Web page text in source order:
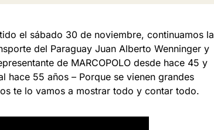
el sábado 30 de noviembre, continuamos la
del Paraguay Juan Alberto Wenninger y
de MARCOPOLO desde hace 45 y
hace 55 años – Porque se vienen grandes
te lo vamos a mostrar todo y contar todo.